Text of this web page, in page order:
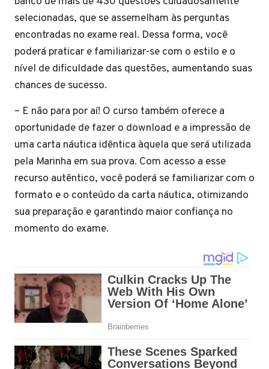
selecionadas, que se assemelham às perguntas
encontradas no exame real. Dessa forma, você
poderá praticar e familiarizar-se com o estilo e o
nível de dificuldade das questões, aumentando suas
chances de sucesso.
– E não para por aí! O curso também oferece a
oportunidade de fazer o download e a impressão de
uma carta náutica idêntica àquela que será utilizada
pela Marinha em sua prova. Com acesso a esse
recurso autêntico, você poderá se familiarizar com o
formato e o conteúdo da carta náutica, otimizando
sua preparação e garantindo maior confiança no
momento do exame.